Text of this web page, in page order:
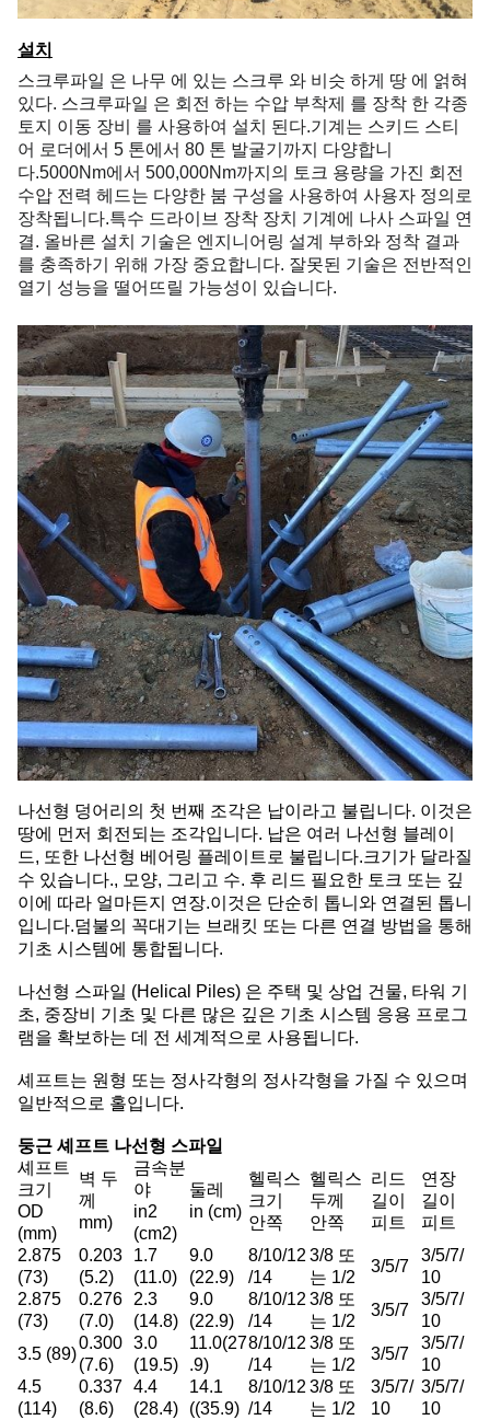
설치
스크루파일 은 나무 에 있는 스크루 와 비슷 하게 땅 에 얽혀
있다. 스크루파일 은 회전 하는 수압 부착제 를 장착 한 각종
토지 이동 장비 를 사용하여 설치 된다.기계는 스키드 스티
어 로더에서 5 톤에서 80 톤 발굴기까지 다양합니
다.5000Nm에서 500,000Nm까지의 토크 용량을 가진 회전
수압 전력 헤드는 다양한 붐 구성을 사용하여 사용자 정의로
장착됩니다.특수 드라이브 장착 장치 기계에 나사 스파일 연
결. 올바른 설치 기술은 엔지니어링 설계 부하와 정착 결과
를 충족하기 위해 가장 중요합니다. 잘못된 기술은 전반적인
열기 성능을 떨어뜨릴 가능성이 있습니다.
나선형 덩어리의 첫 번째 조각은 납이라고 불립니다. 이것은
땅에 먼저 회전되는 조각입니다. 납은 여러 나선형 블레이
드, 또한 나선형 베어링 플레이트로 불립니다.크기가 달라질
수 있습니다., 모양, 그리고 수. 후 리드 필요한 토크 또는 깊
이에 따라 얼마든지 연장.이것은 단순히 톱니와 연결된 톱니
입니다.덤불의 꼭대기는 브래킷 또는 다른 연결 방법을 통해
기초 시스템에 통합됩니다.
나선형 스파일 (Helical Piles) 은 주택 및 상업 건물, 타워 기
초, 중장비 기초 및 다른 많은 깊은 기초 시스템 응용 프로그
램을 확보하는 데 전 세계적으로 사용됩니다.
셰프트는 원형 또는 정사각형의 정사각형을 가질 수 있으며
일반적으로 홀입니다.
둥근 셰프트 나선형 스파일
셰프트
크기
OD
(mm)
벽 두
께
mm)
금속분
야
in2
(cm2)
둘레
in (cm)
헬릭스
크기
안쪽
헬릭스
두께
안쪽
리드
길이
피트
연장
길이
피트
2.875
(73)
0.203
(5.2)
1.7
(11.0)
9.0
(22.9)
8/10/12
/14
3/8 또
는 1/2
3/5/7
3/5/7/
10
2.875
(73)
0.276
(7.0)
2.3
(14.8)
9.0
(22.9)
8/10/12
/14
3/8 또
는 1/2
3/5/7
3/5/7/
10
3.5 (89)
0.300
(7.6)
3.0
(19.5)
11.0(27
.9)
8/10/12
/14
3/8 또
는 1/2
3/5/7
3/5/7/
10
4.5
(114)
0.337
(8.6)
4.4
(28.4)
14.1
((35.9)
8/10/12
/14
3/8 또
는 1/2
3/5/7/
10
3/5/7/
10